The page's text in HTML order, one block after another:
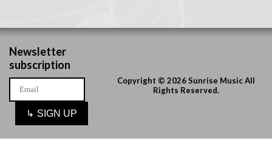
Newsletter
subscription
↳ SIGN UP
Copyright © 2026 Sunrise Music All
Rights Reserved.